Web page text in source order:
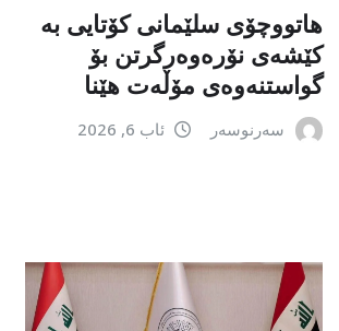
هاتووچۆی سلێمانی کۆتایی بە
کێشەی نۆرەوەرگرتن بۆ
گواستنەوەی مۆڵەت هێنا
سەرنوسەر ئاب 6, 2026